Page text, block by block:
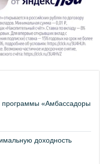
программы «Амбассадоры
доходность